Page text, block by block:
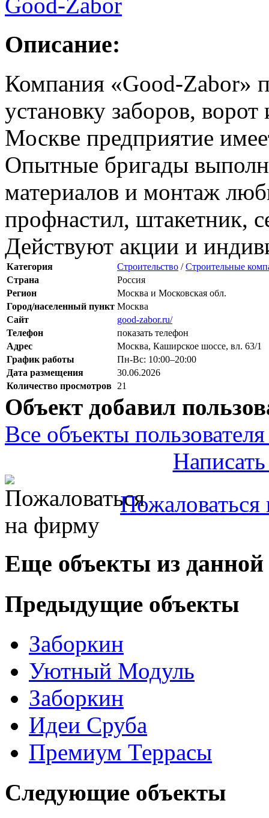
Описание:
Компания «Good‑Zabor»
установку заборов,
Москве предприятие
Опытные бригады
материалов и монтаж
профнастил, штакетник,
Действуют акции и
Категория Строительство /Строительные
Страна
Россия
Регион
Москва и Московская обл.
Город/населенный пункт Москва
Сайт
good-zabor.ru/
Телефон
показать телефон
Адрес
Москва, Каширское шоссе, вл. 63/1
График работы
Пн-Вс: 10:00–20:00
Дата размещения
30.06.2026
Количество просмотров 21
Объект добавил
Все объекты
Еще объекты из данной
Предыдущие объекты
Заборкин
Уютный Модуль
Заборкин
Идеи Сруба
Премиум Террасы
Следующие объекты